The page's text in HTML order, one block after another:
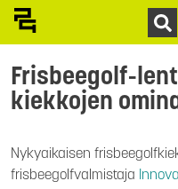
Frisbeegolf-
kiekkojen
Nykyaikaisen
frisbeegolfvalmistaja Innova